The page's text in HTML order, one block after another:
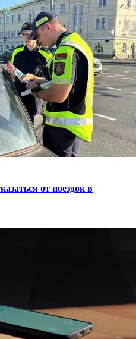
от поездок в